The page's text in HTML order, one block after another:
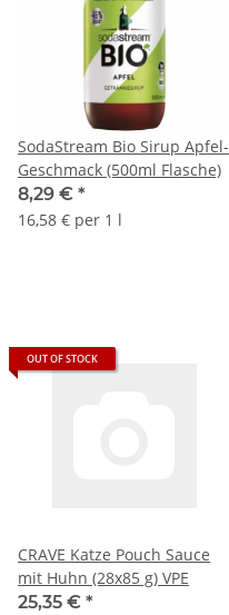
SodaStream Bio Sirup Apfel-
Geschmack (500ml Flasche)
8,29 € *
16,58 € per 1 l
OUT OF STOCK
CRAVE Katze Pouch Sauce
mit Huhn (28x85 g) VPE
25,35 € *